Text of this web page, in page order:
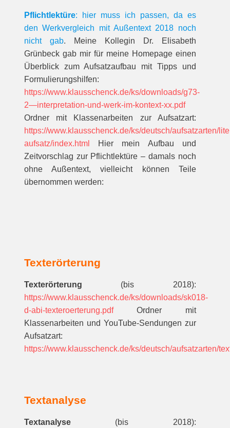
Pflichtlektüre: hier muss ich passen, da es
den Werkvergleich mit Außentext 2018 noch
nicht gab. Meine Kollegin Dr. Elisabeth
Grünbeck gab mir für meine Homepage einen
Überblick zum Aufsatzaufbau mit Tipps und
Formulierungshilfen:
https://www.klausschenck.de/ks/downloads/g73-
2—interpretation-und-werk-im-kontext-xx.pdf
Ordner mit Klassenarbeiten zur Aufsatzart:
https://www.klausschenck.de/ks/deutsch/aufsatzarten/
aufsatz/index.html
Hier mein Aufbau und
Zeitvorschlag zur Pflichtlektüre – damals noch
ohne Außentext, vielleicht können Teile
übernommen werden:
Texterörterung
Texterörterung (bis 2018):
https://www.klausschenck.de/ks/downloads/sk018-
d-abi-texteroerterung.pdfOrdner mit
Klassenarbeiten und YouTube-Sendungen zur
Aufsatzart:
https://www.klausschenck.de/ks/deutsch/aufsatzarten/
Textanalyse
Textanalyse(bis 2018):